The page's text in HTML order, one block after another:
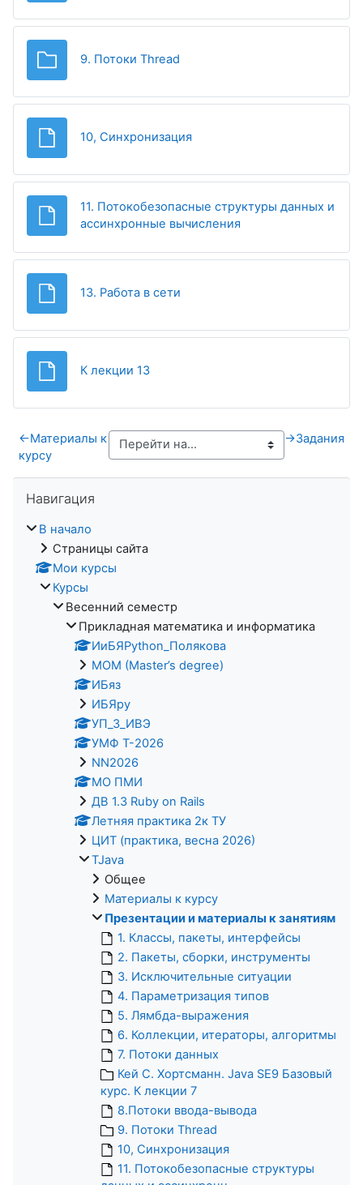
9. Потоки Thread
10, Синхронизация
11. Потокобезопасные структуры данных и
ассинхронные вычисления
13. Работа в сети
К лекции 13Файл
←Материалы к
курсу
→Задания
Навигация
В начало
Страницы сайта
Мои курсы
Курсы
Весенний семестр
Прикладная математика и информатика
ИиБЯPython_Полякова
MOM (Master’s degree)
ИБяз
ИБЯpy
УП_3_ИВЭ
УМФ Т-2026
NN2026
МО ПМИ
ДВ 1.3 Ruby on Rails
Летняя практика 2к ТУ
ЦИТ (практика, весна 2026)
TJava
Общее
Материалы к курсу
Презентации и материалы к занятиям
1. Классы, пакеты, интерфейсы
2. Пакеты, сборки, инструменты
3. Исключительные ситуации
4. Параметризация типов
5. Лямбда-выражения
6. Коллекции, итераторы, алгоритмы
7. Потоки данных
Кей С. Хортсманн. Java SE9 Базовый
курс. К лекции 7
8.Потоки ввода-вывода
9. Потоки Thread
10, Синхронизация
11. Потокобезопасные структуры